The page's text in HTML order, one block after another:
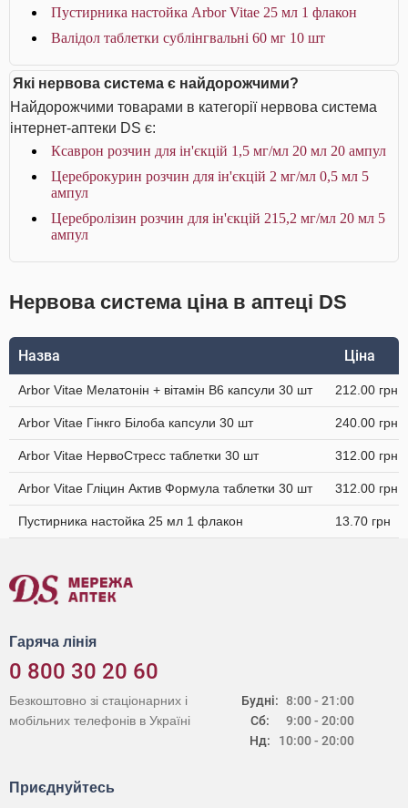
Пустирника настойка Arbor Vitae 25 мл 1 флакон
Валідол таблетки сублінгвальні 60 мг 10 шт
Які нервова система є найдорожчими?
Найдорожчими товарами в категорії нервова система
інтернет-аптеки DS є:
Ксаврон розчин для ін'єкцій 1,5 мг/мл 20 мл 20 ампул
Цереброкурин розчин для ін'єкцій 2 мг/мл 0,5 мл 5
ампул
Церебролізин розчин для ін'єкцій 215,2 мг/мл 20 мл 5
ампул
Нервова система ціна в аптеці DS
Назва Ціна
Arbor Vitae Мелатонін + вітамін В6 капсули 30 шт 212.00 грн
Arbor Vitae Гінкго Білоба капсули 30 шт 240.00 грн
Arbor Vitae НервоСтресс таблетки 30 шт 312.00 грн
Arbor Vitae Гліцин Актив Формула таблетки 30 шт 312.00 грн
Пустирника настойка 25 мл 1 флакон 13.70 грн
Гаряча лінія
0 800 30 20 60
Будні:
Сб:
Нд:
8:00 - 21:00
9:00 - 20:00
10:00 - 20:00
Безкоштовно зі стаціонарних і
мобільних телефонів в Україні
Приєднуйтесь